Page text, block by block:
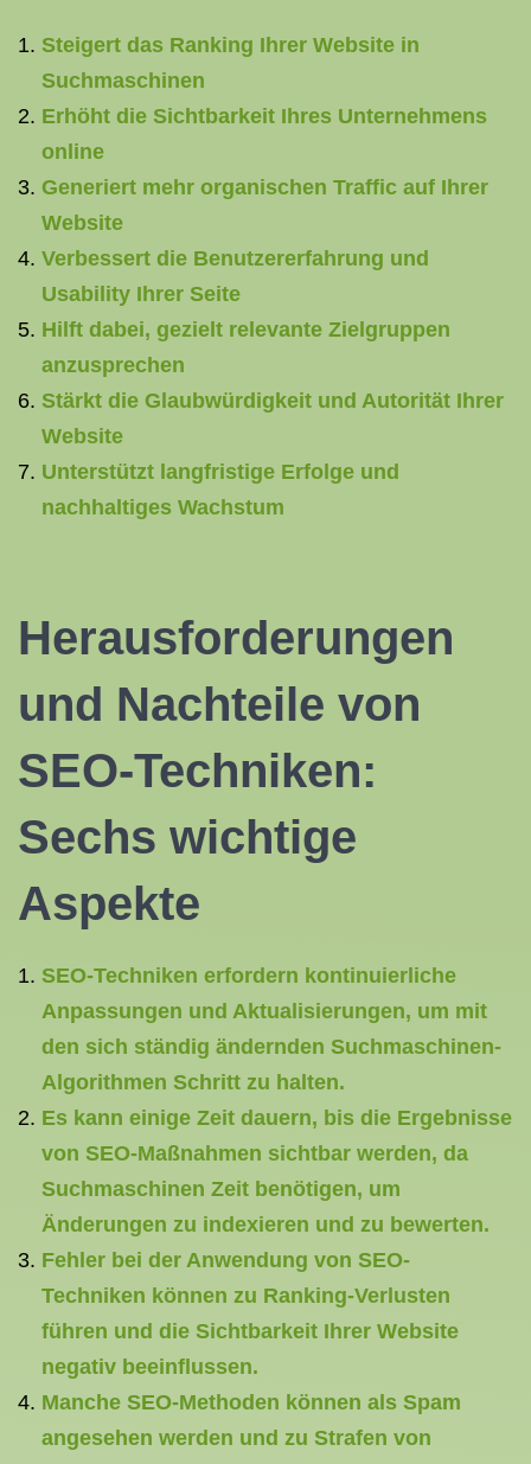
Steigert das Ranking Ihrer Website in
Suchmaschinen
Erhöht die Sichtbarkeit Ihres Unternehmens
online
Generiert mehr organischen Traffic auf Ihrer
Website
Verbessert die Benutzererfahrung und
Usability Ihrer Seite
Hilft dabei, gezielt relevante Zielgruppen
anzusprechen
Stärkt die Glaubwürdigkeit und Autorität Ihrer
Website
Unterstützt langfristige Erfolge und
nachhaltiges Wachstum
Herausforderungen
und Nachteile von
SEO-Techniken:
Sechs wichtige
Aspekte
SEO-Techniken erfordern kontinuierliche
Anpassungen und Aktualisierungen, um mit
den sich ständig ändernden Suchmaschinen-
Algorithmen Schritt zu halten.
Es kann einige Zeit dauern, bis die Ergebnisse
von SEO-Maßnahmen sichtbar werden, da
Suchmaschinen Zeit benötigen, um
Änderungen zu indexieren und zu bewerten.
Fehler bei der Anwendung von SEO-
Techniken können zu Ranking-Verlusten
führen und die Sichtbarkeit Ihrer Website
negativ beeinflussen.
Manche SEO-Methoden können als Spam
angesehen werden und zu Strafen von